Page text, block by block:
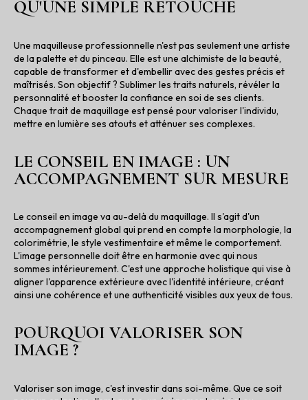
QU'UNE SIMPLE RETOUCHE
Une maquilleuse professionnelle n'est pas seulement une artiste
de la palette et du pinceau. Elle est une alchimiste de la beauté,
capable de transformer et d'embellir avec des gestes précis et
maîtrisés. Son objectif ? Sublimer les traits naturels, révéler la
personnalité et booster la confiance en soi de ses clients.
Chaque trait de maquillage est pensé pour valoriser l'individu,
mettre en lumière ses atouts et atténuer ses complexes.
LE CONSEIL EN IMAGE : UN
ACCOMPAGNEMENT SUR MESURE
Le conseil en image va au-delà du maquillage. Il s'agit d'un
accompagnement global qui prend en compte la morphologie, la
colorimétrie, le style vestimentaire et même le comportement.
L'image personnelle doit être en harmonie avec qui nous
sommes intérieurement. C'est une approche holistique qui vise à
aligner l'apparence extérieure avec l'identité intérieure, créant
ainsi une cohérence et une authenticité visibles aux yeux de tous.
POURQUOI VALORISER SON
IMAGE ?
Valoriser son image, c'est investir dans soi-même. Que ce soit